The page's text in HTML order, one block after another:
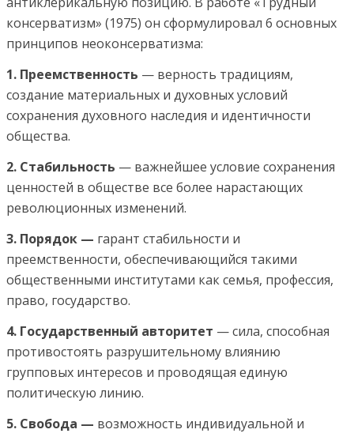
консерватизм» (1975) он сформулировал 6 основных
принципов неоконсерватизма:
1. Преемственность — верность традициям,
создание материальных и духовных условий
сохранения духовного наследия и идентичности
общества.
2. Стабильность — важнейшее условие сохранения
ценностей в обществе все более нарастающих
революционных изменений.
3. Порядок — гарант стабильности и
преемственности, обеспечивающийся такими
общественными институтами как семья, профессия,
право, государство.
4. Государственный авторитет — сила, способная
противостоять разрушительному влиянию
групповых интересов и проводящая единую
политическую линию.
5. Свобода — возможность индивидуальной и